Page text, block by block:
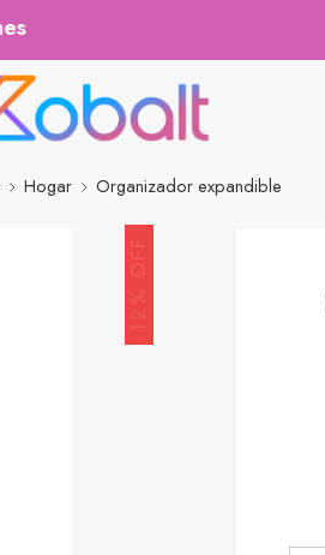
Hogar Organizador expandible